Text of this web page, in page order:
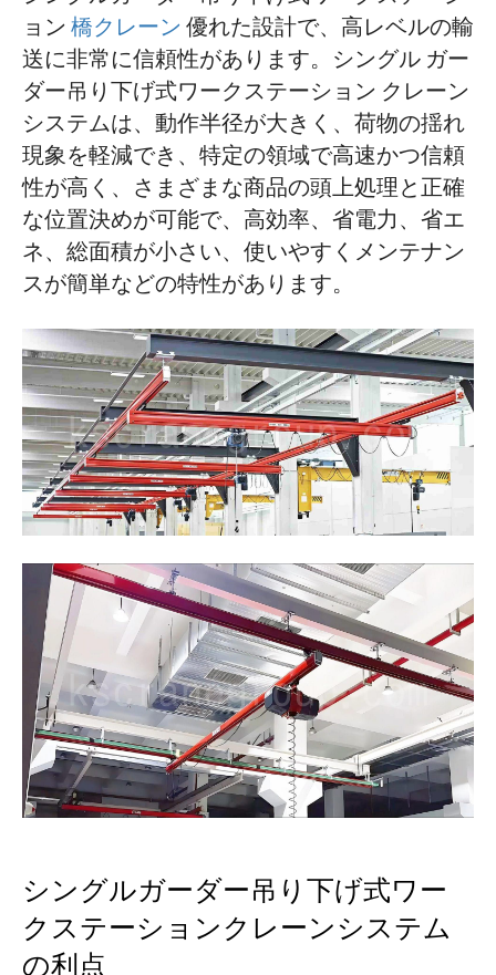
ョン橋クレーン優れた設計で、高レベルの輸
送に非常に信頼性があります。シングル ガー
ダー吊り下げ式ワークステーション クレーン
システムは、動作半径が大きく、荷物の揺れ
現象を軽減でき、特定の領域で高速かつ信頼
性が高く、さまざまな商品の頭上処理と正確
な位置決めが可能で、高効率、省電力、省エ
ネ、総面積が小さい、使いやすくメンテナン
スが簡単などの特性があります。
シングルガーダー吊り下げ式ワー
クステーションクレーンシステム